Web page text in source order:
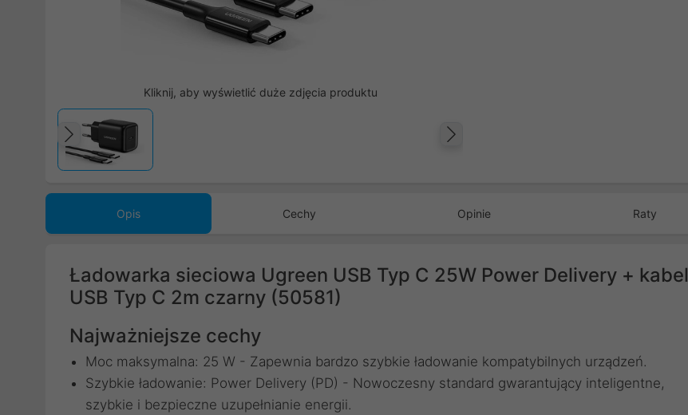
Kliknij, aby wyświetlić duże zdjęcia produktu
Poprzedni
Opis Cechy Opinie Raty
Ładowarka sieciowa Ugreen USB Typ C 25W Power Delivery + kabel
USB Typ C 2m czarny (50581)
Najważniejsze cechy
Moc maksymalna: 25 W - Zapewnia bardzo szybkie ładowanie kompatybilnych urządzeń.
Szybkie ładowanie: Power Delivery (PD) - Nowoczesny standard gwarantujący inteligentne,
szybkie i bezpieczne uzupełnianie energii.